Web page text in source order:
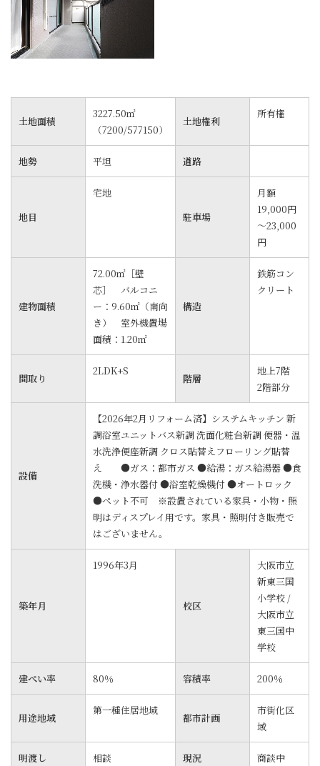
土地面積
3227.50㎡
（7200/577150）
土地権利
所有権
地勢 平坦 道路
地目
宅地
駐車場
月額
19,000円
～23,000
円
建物面積
72.00㎡［壁
芯］ バルコニ
ー：9.60㎡（南向
き） 室外機置場
面積：1.20㎡
構造
鉄筋コン
クリート
間取り
2LDK+S
階層
地上7階
2階部分
設備
【2026年2月リフォーム済】システムキッチン 新
調浴室ユニットバス新調 洗面化粧台新調 便器・温
水洗浄便座新調 クロス貼替えフローリング貼替
え ●ガス：都市ガス ●給湯：ガス給湯器 ●食
洗機・浄水器付 ●浴室乾燥機付 ●オートロック
●ペット不可 ※設置されている家具・小物・照
明はディスプレイ用です。家具・照明付き販売で
はございません。
築年月
1996年3月
校区
大阪市立
新東三国
小学校 /
大阪市立
東三国中
学校
建ぺい率 80％ 容積率 200％
用途地域
第一種住居地域
都市計画
市街化区
域
明渡し 相談 現況 商談中